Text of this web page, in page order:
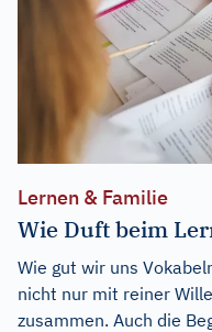
Lernen & Familie
Wie Duft beim
Wie gut wir uns
nicht nur mit reiner
zusammen. Auch die